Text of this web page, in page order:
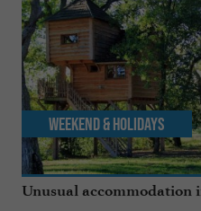
Unusual accommodation
Weekend & Holidays